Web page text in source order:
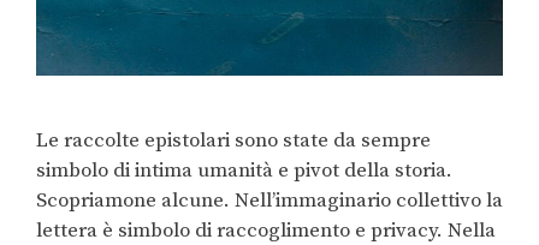
Le raccolte epistolari sono state da sempre
simbolo di intima umanità e pivot della storia.
Scopriamone alcune. Nell’immaginario collettivo la
lettera è simbolo di raccoglimento e privacy. Nella